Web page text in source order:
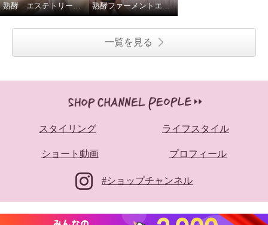
熟酵 エステトリートメント オールインワンセラム 熟酵ファーメントエッセンスVC7
一覧を見る
スタイリング ライフスタイル
ショート動画 プロフィール
#ショップチャンネル